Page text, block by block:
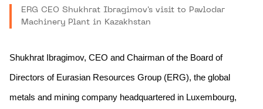
ERG CEO Shukhrat Ibragimov's visit to Pavlodar
Machinery Plant in Kazakhstan
Shukhrat Ibragimov, CEO and Chairman of the Board of
Directors of Eurasian Resources Group (ERG), the global
metals and mining company headquartered in Luxembourg,